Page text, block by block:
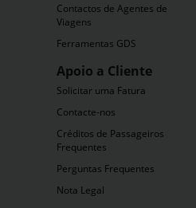
Contactos de Agentes de
Viagens
Ferramentas GDS
Apoio a Cliente
Solicitar uma Fatura
Contacte-nos
Créditos de Passageiros
Frequentes
Perguntas Frequentes
Nota Legal